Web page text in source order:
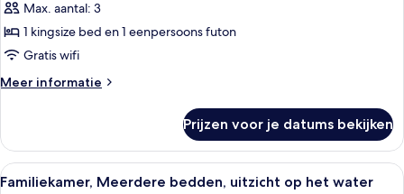
kamer
laden
Max. aantal: 3
1 kingsize bed en 1 eenpersoons futon
Gratis wifi
Meer informatie
Meer
kamer
Prijzen voor je datums bekijken
Alle
Een stapelbed met houten frame,
14
Familiekamer, Meerdere bedden, uitzicht op het water